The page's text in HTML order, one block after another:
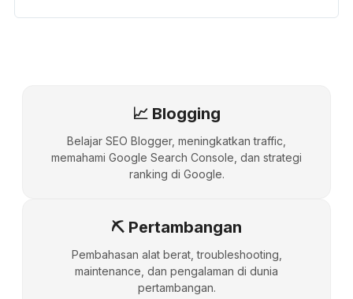
📈 Blogging
Belajar SEO Blogger, meningkatkan traffic,
memahami Google Search Console, dan strategi
ranking di Google.
⛏️ Pertambangan
Pembahasan alat berat, troubleshooting,
maintenance, dan pengalaman di dunia
pertambangan.